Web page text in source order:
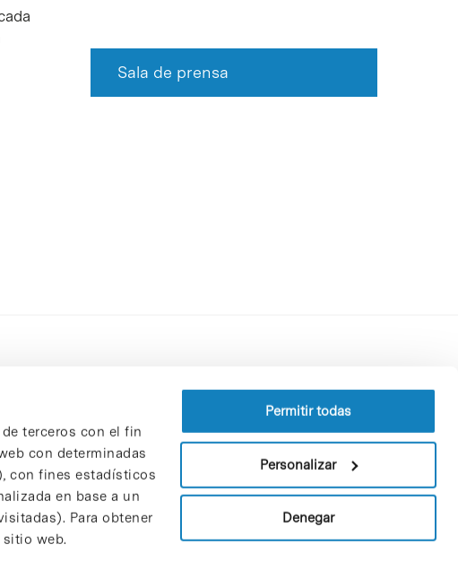
terceros con el fin
con determinadas
con fines estadísticos
en base a un
Para obtener
web.
Permitir todas
Personalizar
Denegar
Sala de prensa
Perfil del contratante
Política de privacidad
Aviso Legal
Política de cookies
Patrones y patrocinadores
Bolsa de trabajo
Contacto